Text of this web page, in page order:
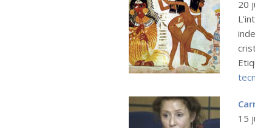
20
15